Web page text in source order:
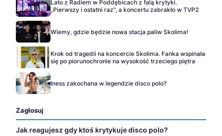
Lato z Radiem w Poddębicach z falą krytyki.
„Pierwszy i ostatni raz", a koncertu zabrakło w TVP2
Wiemy, gdzie będzie nowa stacja paliw Skolima!
Krok od tragedii na koncercie Skolima. Fanka wspinała
się po piorunochronie na wysokość trzeciego piętra
Iness zakochana w legendzie disco polo?
Zagłosuj
Jak reagujesz gdy ktoś krytykuje disco polo?